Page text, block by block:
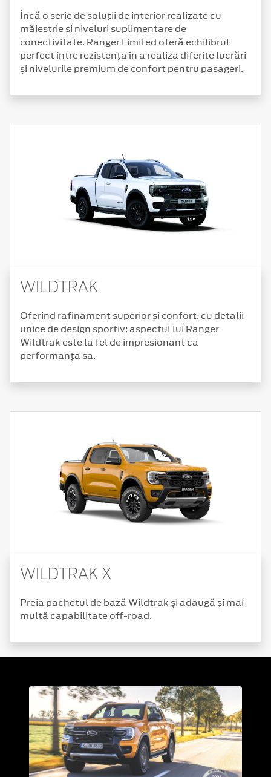
Încă o serie de soluții de interior realizate cu
măiestrie și niveluri suplimentare de
conectivitate. Ranger Limited oferă echilibrul
perfect între rezistența în a realiza diferite lucrări
și nivelurile premium de confort pentru pasageri.
WILDTRAK
Oferind rafinament superior și confort, cu detalii
unice de design sportiv: aspectul lui Ranger
Wildtrak este la fel de impresionant ca
performanța sa.
WILDTRAK X
Preia pachetul de bază Wildtrak și adaugă și mai
multă capabilitate off-road.